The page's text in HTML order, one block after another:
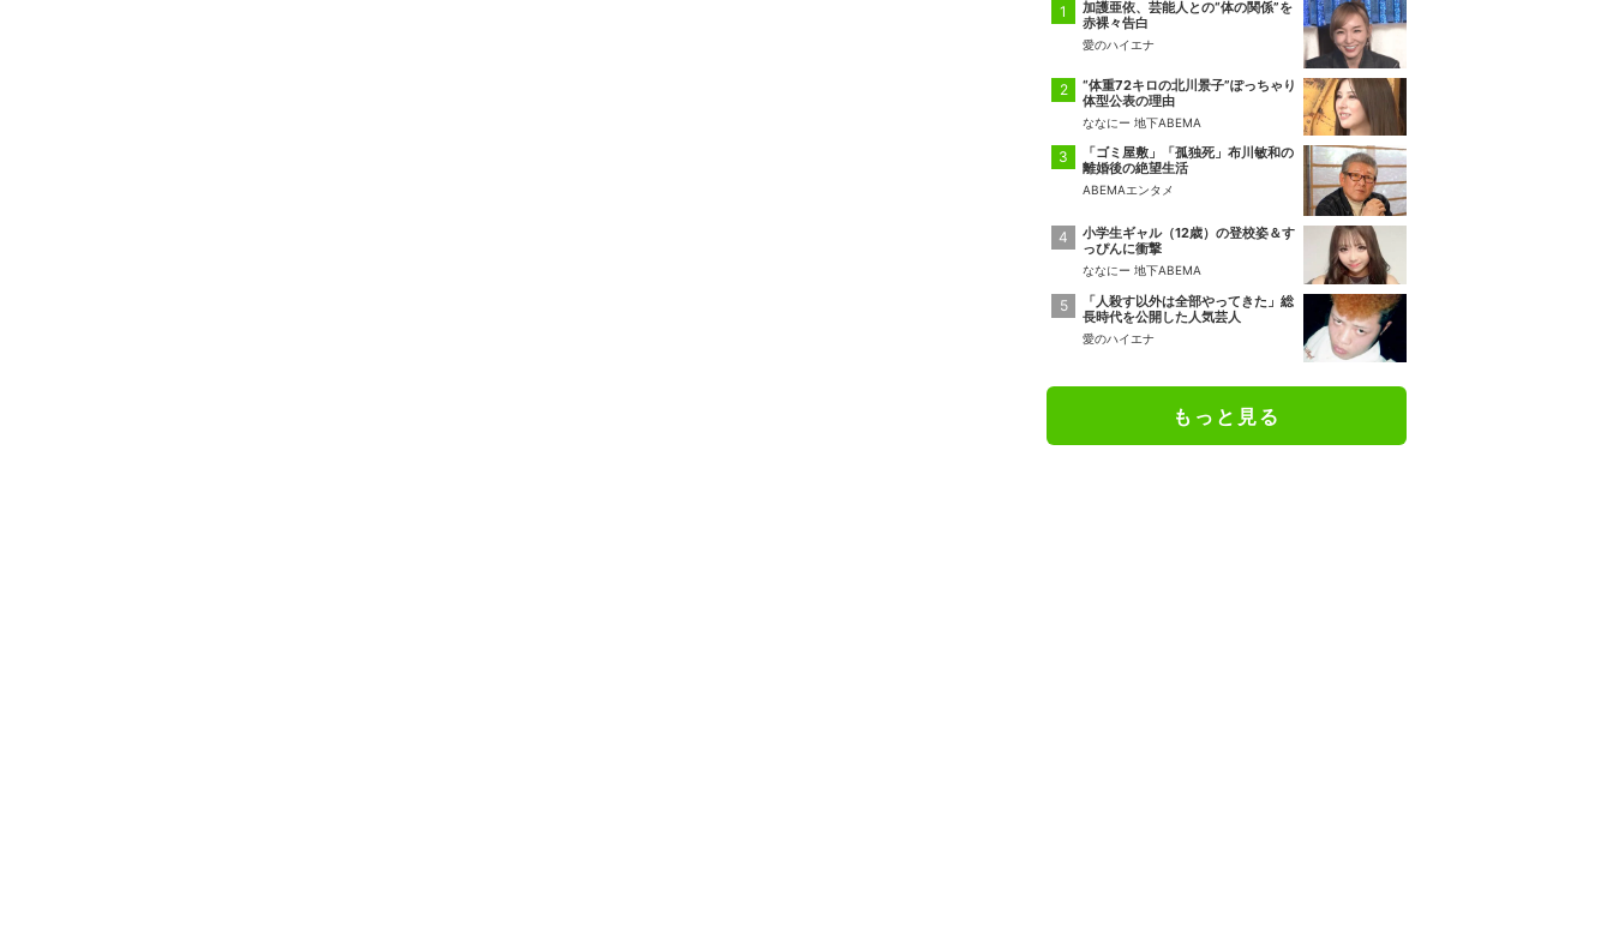
加護亜依、芸能人との“体の関係”を
赤裸々告白
愛のハイエナ
“体重72キロの北川景子”ぽっちゃり
体型公表の理由
ななにー 地下ABEMA
「ゴミ屋敷」「孤独死」布川敏和の
離婚後の絶望生活
ABEMAエンタメ
小学生ギャル（12歳）の登校姿＆す
っぴんに衝撃
ななにー 地下ABEMA
「人殺す以外は全部やってきた」総
長時代を公開した人気芸人
愛のハイエナ
もっと見る